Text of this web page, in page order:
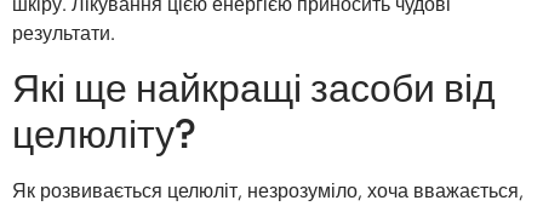
результати.
Які ще найкращі засоби від
целюліту?
Як розвивається целюліт, незрозуміло, хоча вважається,